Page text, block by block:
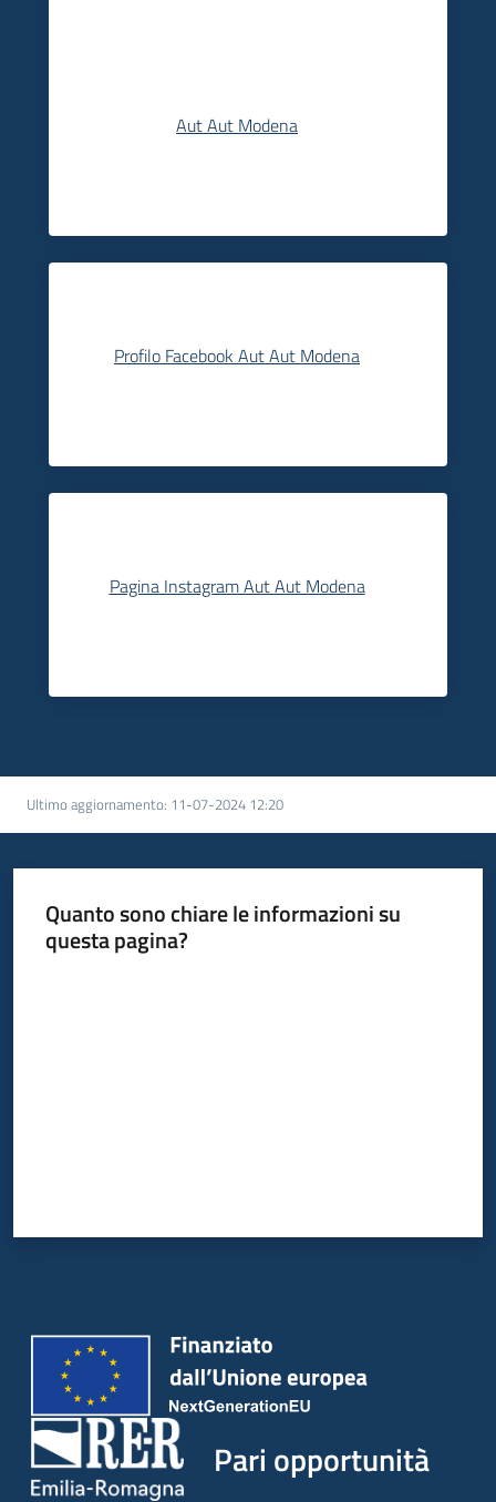
Aut Aut Modena
Profilo Facebook Aut Aut Modena
Pagina Instagram Aut Aut Modena
Ultimo aggiornamento: 11-07-2024 12:20
Quanto sono chiare le informazioni su
questa pagina?
Pari opportunità